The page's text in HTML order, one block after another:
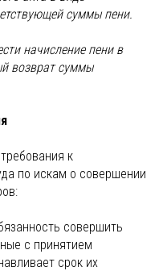
суммы пени.
начисление пени в
возврат суммы
к
по искам о совершении
совершить
с принятием
срок их